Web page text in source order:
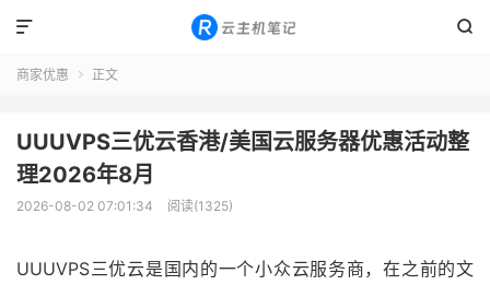


商家优惠  正文
UUUVPS三优云香港/美国云服务器优惠活动整
理2026年8月
2026-08-02 07:01:34 阅读(1325)
UUUVPS三优云是国内的一个小众云服务商，在之前的文